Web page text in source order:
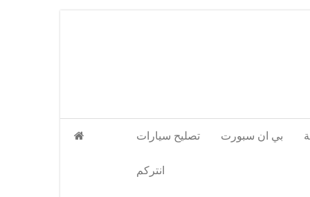
تصليح سيارات بي ان سبورت
انتركم